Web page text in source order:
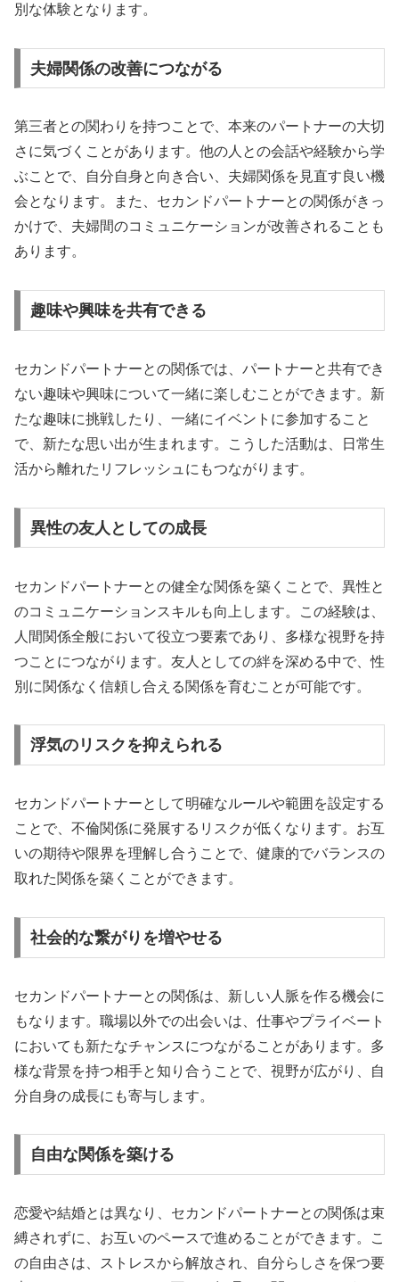
別な体験となります。
夫婦関係の改善につながる
第三者との関わりを持つことで、本来のパートナーの大切
さに気づくことがあります。他の人との会話や経験から学
ぶことで、自分自身と向き合い、夫婦関係を見直す良い機
会となります。また、セカンドパートナーとの関係がきっ
かけで、夫婦間のコミュニケーションが改善されることも
あります。
趣味や興味を共有できる
セカンドパートナーとの関係では、パートナーと共有でき
ない趣味や興味について一緒に楽しむことができます。新
たな趣味に挑戦したり、一緒にイベントに参加すること
で、新たな思い出が生まれます。こうした活動は、日常生
活から離れたリフレッシュにもつながります。
異性の友人としての成長
セカンドパートナーとの健全な関係を築くことで、異性と
のコミュニケーションスキルも向上します。この経験は、
人間関係全般において役立つ要素であり、多様な視野を持
つことにつながります。友人としての絆を深める中で、性
別に関係なく信頼し合える関係を育むことが可能です。
浮気のリスクを抑えられる
セカンドパートナーとして明確なルールや範囲を設定する
ことで、不倫関係に発展するリスクが低くなります。お互
いの期待や限界を理解し合うことで、健康的でバランスの
取れた関係を築くことができます。
社会的な繋がりを増やせる
セカンドパートナーとの関係は、新しい人脈を作る機会に
もなります。職場以外での出会いは、仕事やプライベート
においても新たなチャンスにつながることがあります。多
様な背景を持つ相手と知り合うことで、視野が広がり、自
分自身の成長にも寄与します。
自由な関係を築ける
恋愛や結婚とは異なり、セカンドパートナーとの関係は束
縛されずに、お互いのペースで進めることができます。こ
の自由さは、ストレスから解放され、自分らしさを保つ要